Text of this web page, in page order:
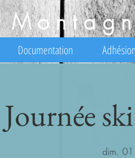
Documentation
Journée
dim. 01